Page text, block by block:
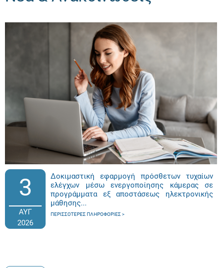
3
ΑΥΓ
2026
Δοκιμαστική εφαρμογή πρόσθετων τυχαίων
ελέγχων μέσω ενεργοποίησης κάμερας σε
προγράμματα εξ αποστάσεως ηλεκτρονικής
μάθησης...
ΠΕΡΙΣΣΌΤΕΡΕΣ ΠΛΗΡΟΦΟΡΊΕΣ